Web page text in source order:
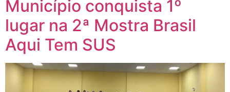
Município conquista 1º
lugar na 2ª Mostra Brasil
Aqui Tem SUS